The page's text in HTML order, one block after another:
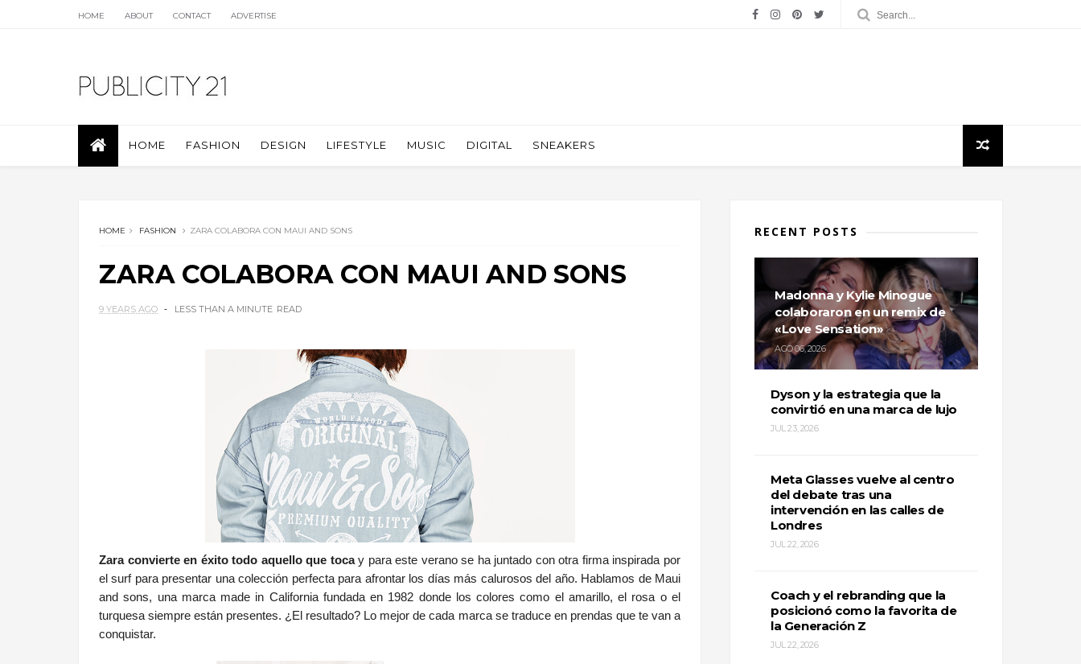
HOME ABOUT CONTACT ADVERTISE
HOME FASHION DESIGN LIFESTYLE MUSIC DIGITAL SNEAKERS
HOME FASHION ZARA COLABORA CON MAUI AND SONS
ZARA COLABORA CON MAUI AND SONS
9 YEARS AGO LESS THAN A MINUTE READ
Zara convierte en éxito todo aquello que tocay para este verano se ha juntado con otra firma inspirada por
el surf para presentar una colección perfecta para afrontar los días más calurosos del año. Hablamos de Maui
and sons, una marca made in California fundada en 1982 donde los colores como el amarillo, el rosa o el
turquesa siempre están presentes. ¿El resultado? Lo mejor de cada marca se traduce en prendas que te van a
conquistar.
RECENT POSTS
Madonna y Kylie Minogue
colaboraron en un remix de
«Love Sensation»
AGO 06, 2026
Dyson y la estrategia que la
convirtió en una marca de lujo
JUL 23, 2026
Meta Glasses vuelve al centro
del debate tras una
intervención en las calles de
Londres
JUL 22, 2026
Coach y el rebranding que la
posicionó como la favorita de
la Generación Z
JUL 22, 2026